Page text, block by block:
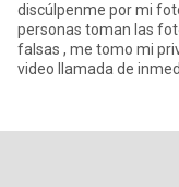
discúlpenme por mi
personas toman las
falsas , me tomo mi
video llamada de